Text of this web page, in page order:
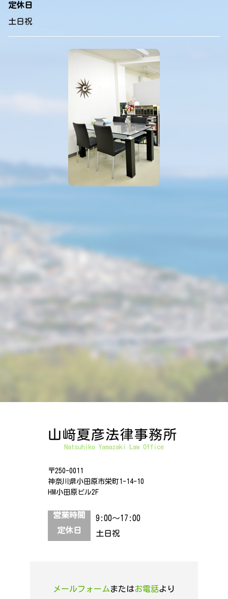
定休日
土日祝
〒250-0011
神奈川県小田原市栄町1-14-10
HM小田原ビル2F
営業時間
9:00～17:00
定休日
土日祝
メールフォームまたはお電話より